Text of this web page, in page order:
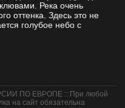
Река очень
оттенка. Здесь это не
голубое небо с
ПО ЕВРОПЕ :: При любой
на сайт обязательна